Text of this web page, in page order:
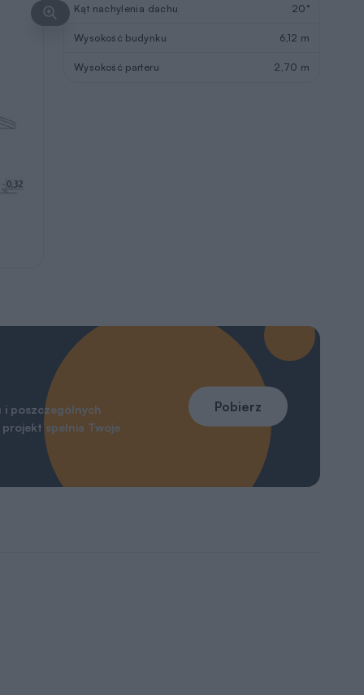
Kąt nachylenia dachu 20°
Wysokość budynku 6,12 m
Wysokość parteru 2,70 m
i poszczególnych
spełnia Twoje
Pobierz